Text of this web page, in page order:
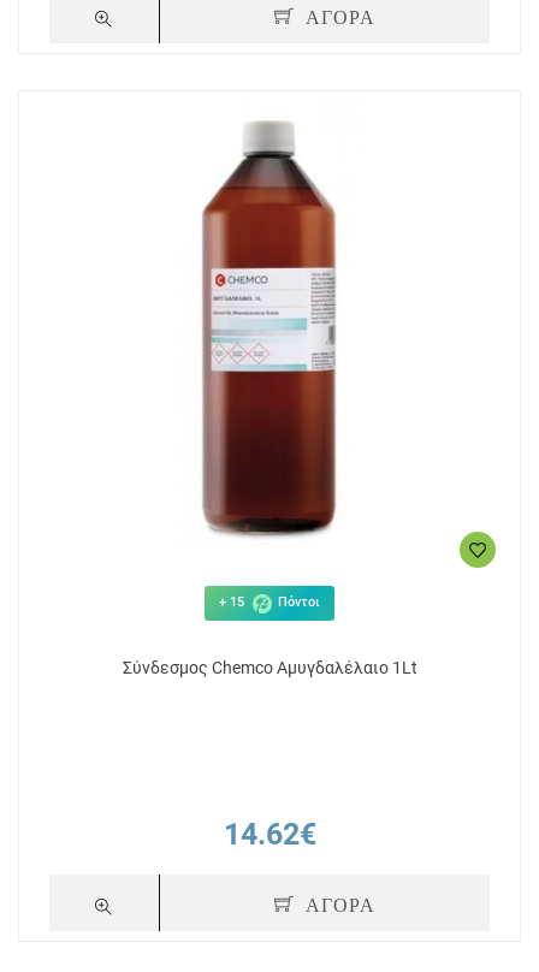
ΑΓΟΡΑ
+ 15 Πόντοι
Σύνδεσμος Chemco Αμυγδαλέλαιο 1Lt
14.62€
ΑΓΟΡΑ